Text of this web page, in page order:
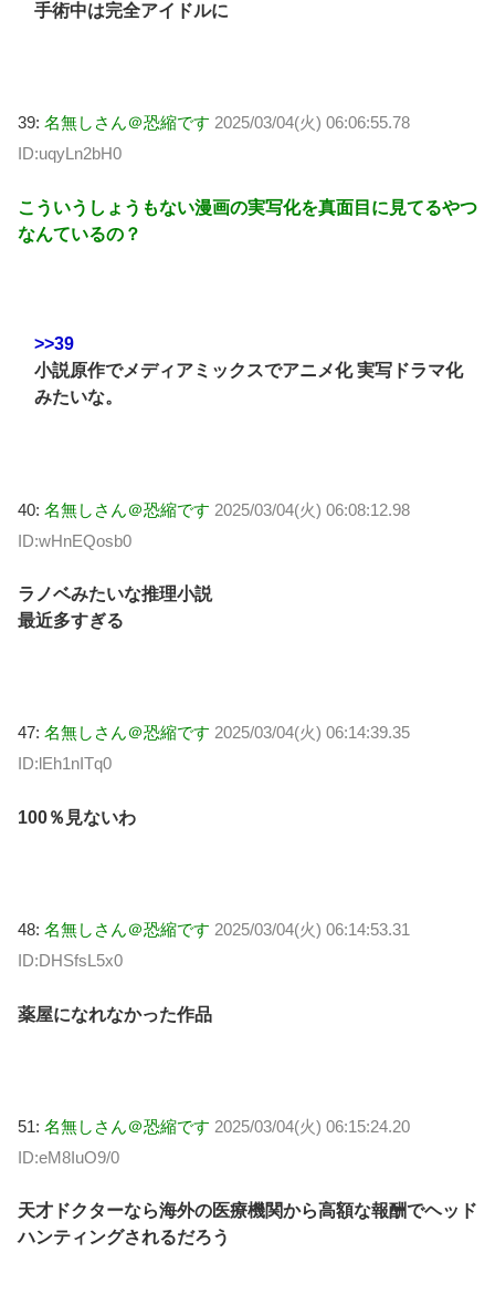
手術中は完全アイドルに
39: 名無しさん＠恐縮です 2025/03/04(火) 06:06:55.78
ID:uqyLn2bH0
こういうしょうもない漫画の実写化を真面目に見てるやつ
なんているの？
>>39
小説原作でメディアミックスでアニメ化 実写ドラマ化
みたいな。
40: 名無しさん＠恐縮です 2025/03/04(火) 06:08:12.98
ID:wHnEQosb0
ラノベみたいな推理小説
最近多すぎる
47: 名無しさん＠恐縮です 2025/03/04(火) 06:14:39.35
ID:lEh1nITq0
100％見ないわ
48: 名無しさん＠恐縮です 2025/03/04(火) 06:14:53.31
ID:DHSfsL5x0
薬屋になれなかった作品
51: 名無しさん＠恐縮です 2025/03/04(火) 06:15:24.20
ID:eM8IuO9/0
天才ドクターなら海外の医療機関から高額な報酬でヘッド
ハンティングされるだろう